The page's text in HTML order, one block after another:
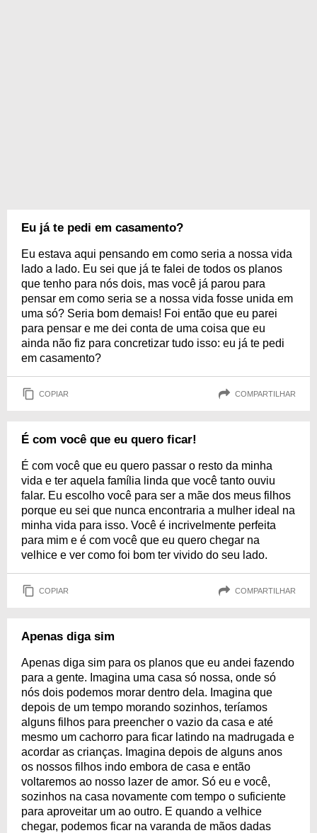
Eu já te pedi em casamento?
Eu estava aqui pensando em como seria a nossa vida
lado a lado. Eu sei que já te falei de todos os planos
que tenho para nós dois, mas você já parou para
pensar em como seria se a nossa vida fosse unida em
uma só? Seria bom demais! Foi então que eu parei
para pensar e me dei conta de uma coisa que eu
ainda não fiz para concretizar tudo isso: eu já te pedi
em casamento?
COPIAR COMPARTILHAR
É com você que eu quero ficar!
É com você que eu quero passar o resto da minha
vida e ter aquela família linda que você tanto ouviu
falar. Eu escolho você para ser a mãe dos meus filhos
porque eu sei que nunca encontraria a mulher ideal na
minha vida para isso. Você é incrivelmente perfeita
para mim e é com você que eu quero chegar na
velhice e ver como foi bom ter vivido do seu lado.
COPIAR COMPARTILHAR
Apenas diga sim
Apenas diga sim para os planos que eu andei fazendo
para a gente. Imagina uma casa só nossa, onde só
nós dois podemos morar dentro dela. Imagina que
depois de um tempo morando sozinhos, teríamos
alguns filhos para preencher o vazio da casa e até
mesmo um cachorro para ficar latindo na madrugada e
acordar as crianças. Imagina depois de alguns anos
os nossos filhos indo embora de casa e então
voltaremos ao nosso lazer de amor. Só eu e você,
sozinhos na casa novamente com tempo o suficiente
para aproveitar um ao outro. E quando a velhice
chegar, podemos ficar na varanda de mãos dadas